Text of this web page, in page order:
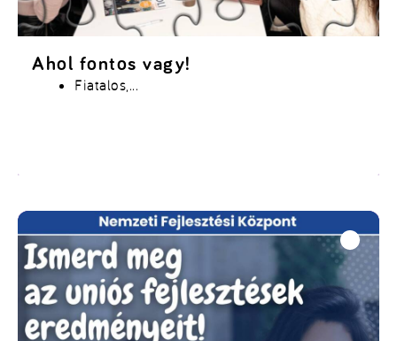
Fiatalos,...
Ahol fontos vagy!